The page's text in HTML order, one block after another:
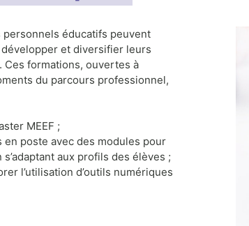
personnels éducatifs peuvent
et diversifier leurs
Ces formations, ouvertes à
du parcours professionnel,
MEEF ;
poste avec des modules pour
aux profils des élèves ;
l’utilisation d’outils numériques